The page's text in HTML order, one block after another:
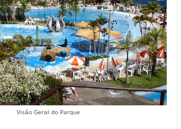
Visão Geral do Parque